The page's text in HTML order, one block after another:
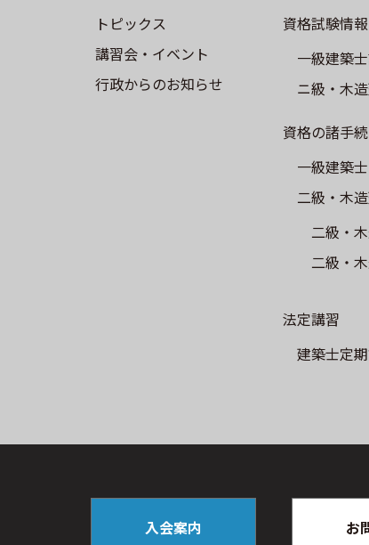
トピックス
講習会・イベント
⾏政からのお知らせ
資格試験情報
⼀級建築
ニ級・⽊
資格の諸手続
一級建築
二級・木
二級・
二級・
法定講習
建築士定
入会案内 お